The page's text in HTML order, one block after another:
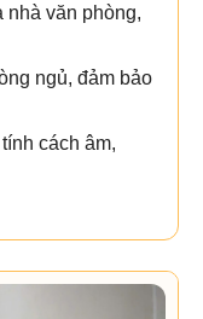
nhà văn phòng,
ngủ, đảm bảo
cách âm,